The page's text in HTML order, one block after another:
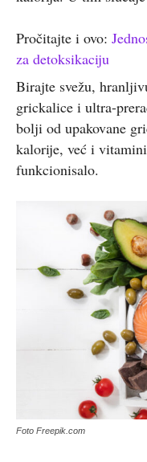
Pročitajte i ovo:
za detoksikaciju
Birajte svežu,
grickalice i ultra-
bolji od upakovane
kalorije, već i
funkcionisalo.
Foto Freepik.com